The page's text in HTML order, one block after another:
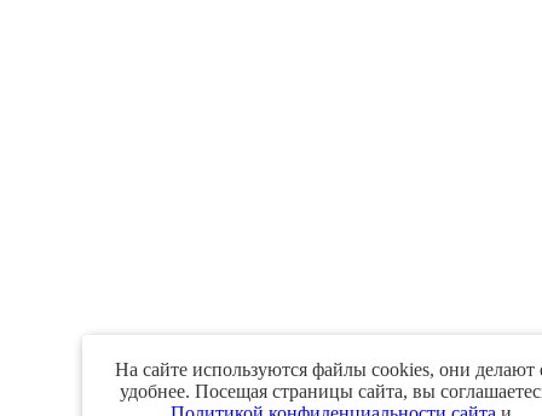
На сайте используются файлы cookies, они делают
удобнее. Посещая страницы сайта, вы